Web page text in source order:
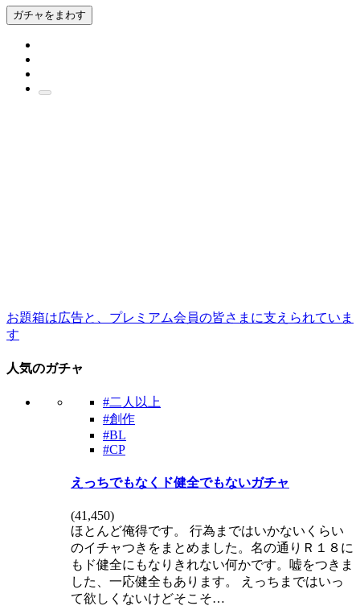
ガチャをまわす
お題箱は広告と、プレミアム会員の皆さまに支えられていま
す
人気のガチャ
#二人以上
#創作
#BL
#CP
えっちでもなくド健全でもないガチャ
(41,450)
ほとんど俺得です。 行為まではいかないくらい
のイチャつきをまとめました。名の通りＲ１８に
もド健全にもなりきれない何かです。嘘をつきま
した、一応健全もあります。 えっちまではいっ
て欲しくないけどそこそ…